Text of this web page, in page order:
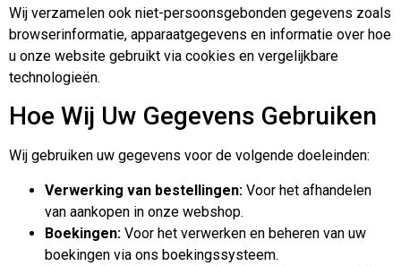
Wij verzamelen ook niet-persoonsgebonden gegevens zoals
browserinformatie, apparaatgegevens en informatie over hoe
u onze website gebruikt via cookies en vergelijkbare
technologieën.
Hoe Wij Uw Gegevens Gebruiken
Wij gebruiken uw gegevens voor de volgende doeleinden:
Verwerking van bestellingen: Voor het afhandelen
van aankopen in onze webshop.
Boekingen: Voor het verwerken en beheren van uw
boekingen via ons boekingssysteem.